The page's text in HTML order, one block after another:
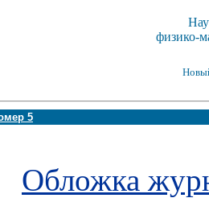
физико-
5
Обложка